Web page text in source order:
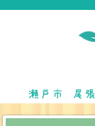
瀬戸市 尾張